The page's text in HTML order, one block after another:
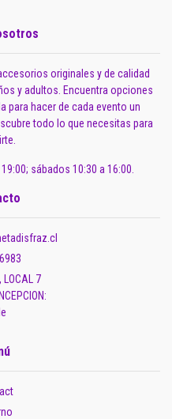
originales y de calidad
y adultos. Encuentra opciones
para hacer de cada evento un
todo lo que necesitas para
sábados 10:30 a 16:00.
LOCAL 7